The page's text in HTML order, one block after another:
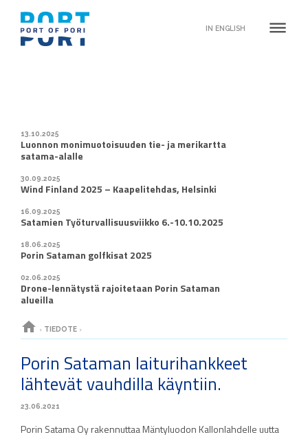
IN ENGLISH dehaze
13.10.2025
Luonnon monimuotoisuuden tie- ja merikartta
satama-alalle
30.09.2025
Wind Finland 2025 – Kaapelitehdas, Helsinki
16.09.2025
Satamien Työturvallisuusviikko 6.-10.10.2025
18.06.2025
Porin Sataman golfkisat 2025
02.06.2025
Drone-lennätystä rajoitetaan Porin Sataman
alueilla
home › TIEDOTE ›
Porin Sataman laiturihankkeet
lähtevät vauhdilla käyntiin.
23.06.2021
Porin Satama Oy rakennuttaa Mäntyluodon Kallonlahdelle uutta